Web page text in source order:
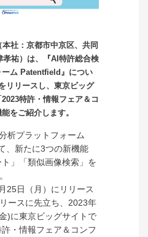
社：京都市中京区、共同
孝祐）は、『AI特許総合検
ーム Patentfield』につい
リリースし、東京ビッグ
特許・情報フェア＆コ
をご紹介します。
析プラットフォーム
、新たに3つの新機能
ト」「類似画像検索」を
25日（月）にリリース
ースに先立ち、2023年
)に東京ビッグサイトで
・情報フェア＆コンフ